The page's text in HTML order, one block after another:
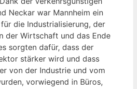
Neckar war Mannheim ein
die Industrialisierung, der
der Wirtschaft und das Ende
sorgten dafür, dass der
stärker wird und dass
von der Industrie und vom
vorwiegend in Büros,